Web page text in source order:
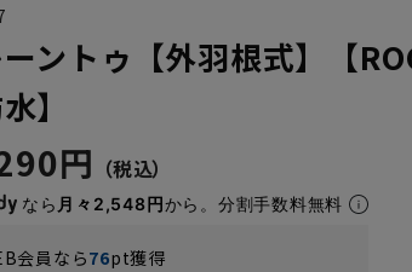
ントゥ【外羽根式】【
】
円
なら 月々2,548円から。分割手数料無料
会員なら76pt獲得